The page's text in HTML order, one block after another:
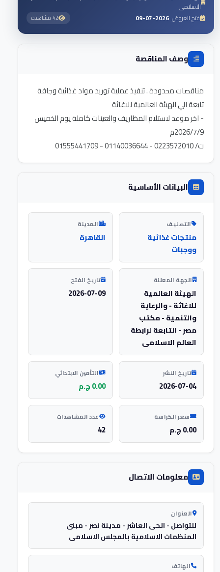
الاسلامى
فتح العروض:2026-07-09 42 مشاهدة
وصف المناقصة
مناقصات محدودة . تنفيذ عملية توريد مواد غذائية وجافة
- اخر موعد لاستلام المظاريف والعينات كاملة يوم الخميس
ت/ 0223572010 - 01140036644 - 01555441709
البيانات الأساسية
التصنيف
منتجات غذائية
ووجبات
المدينة
القاهرة
الجهة المعلنة
الهيئة العالمية
للاغاثة - والرعاية
والتنمية - مكتب
مصر - التابعة لرابطة
العالم الاسلامى
تاريخ الفتح
2026-07-09
تاريخ النشر
2026-07-04
التأمين الابتدائي
0.00 ج.م
سعر الكراسة
0.00 ج.م
عدد المشاهدات
42
معلومات الاتصال
العنوان
للتواصل - الحى العاشر - مدينة نصر - مبنى
المنظمات الاسلامية بالمجلس الاسلامى
الهاتف